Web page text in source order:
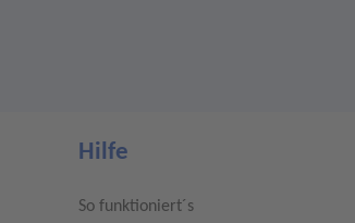
Hilfe
So funktioniert´s